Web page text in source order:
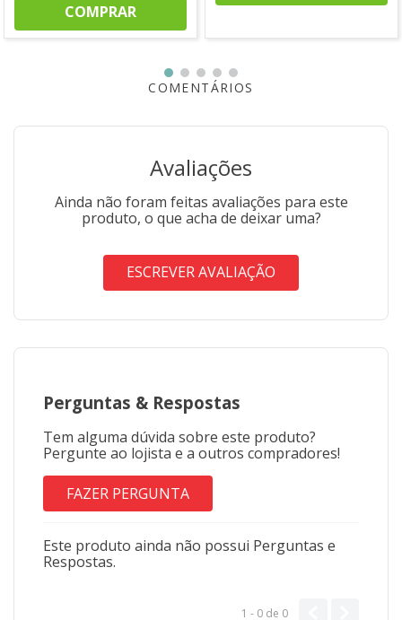
COMPRAR
COMENTÁRIOS
Avaliações
Ainda não foram feitas avaliações para este
produto, o que acha de deixar uma?
ESCREVER AVALIAÇÃO
Perguntas & Respostas
Tem alguma dúvida sobre este produto?
Pergunte ao lojista e a outros compradores!
FAZER PERGUNTA
Este produto ainda não possui Perguntas e
Respostas.
1 - 0 de 0